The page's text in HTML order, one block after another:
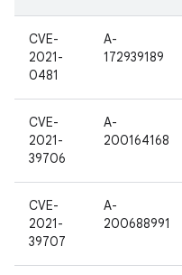
CVE-
2021-
0481
A-
172939189
CVE-
2021-
39706
A-
200164168
CVE-
2021-
39707
A-
200688991